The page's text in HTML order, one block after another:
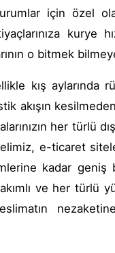
için özel
o bitmek
kış aylarında
akışın
her türlü
e-ticaret
kadar
ve her türlü